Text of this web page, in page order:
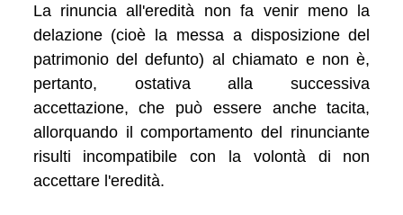
La rinuncia all'eredità non fa venir meno la
delazione (cioè la messa a disposizione del
patrimonio del defunto) al chiamato e non è,
pertanto, ostativa alla successiva
accettazione, che può essere anche tacita,
allorquando il comportamento del rinunciante
risulti incompatibile con la volontà di non
accettare l'eredità.